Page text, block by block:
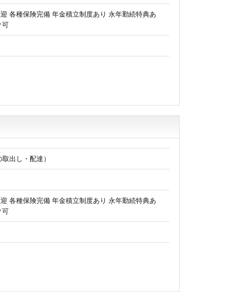
各種保険完備 年金積立制度あり 永年勤続特典あ
可
出し・配達）
各種保険完備 年金積立制度あり 永年勤続特典あ
可